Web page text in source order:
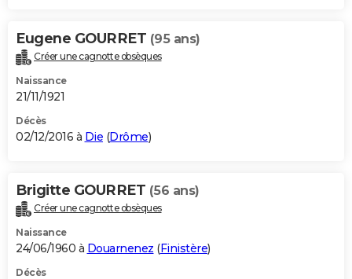
Eugene GOURRET (95 ans)
Créer une cagnotte obsèques
Naissance
21/11/1921
Décès
02/12/2016 à Die (Drôme)
Brigitte GOURRET (56 ans)
Créer une cagnotte obsèques
Naissance
24/06/1960 à Douarnenez (Finistère)
Décès